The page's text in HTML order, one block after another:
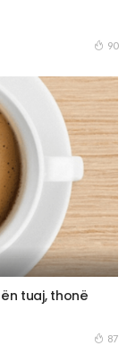
90
tuaj, thonë
87